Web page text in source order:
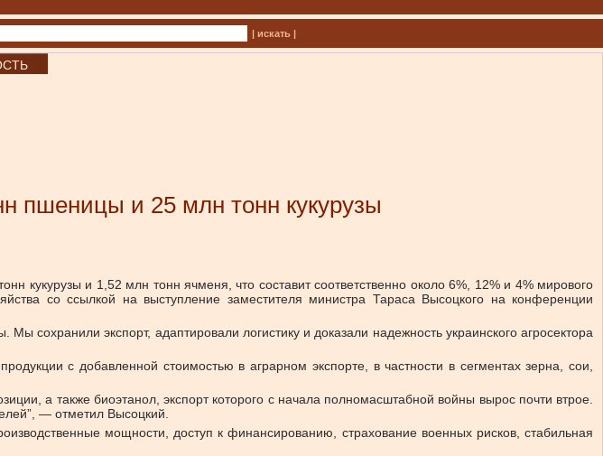
| искать |
пшеницы и 25 млн тонн кукурузы
кукурузы и 1,52 млн тонн ячменя, что составит соответственно около 6%, 12% и 4% мирового
со ссылкой на выступление заместителя министра Тараса Высоцкого на конференции
сохранили экспорт, адаптировали логистику и доказали надежность украинского агросектора
с добавленной стоимостью в аграрном экспорте, в частности в сегментах зерна, сои,
а также биоэтанол, экспорт которого с начала полномасштабной войны вырос почти втрое.
— отметил Высоцкий.
мощности, доступ к финансированию, страхование военных рисков, стабильная